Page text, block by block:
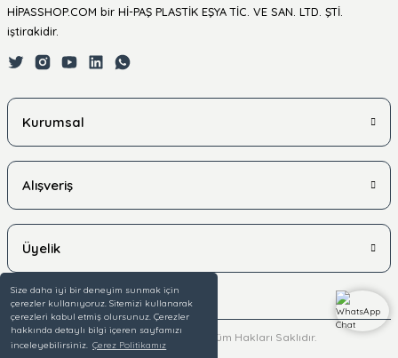
Size daha iyi bir deneyim sunmak için
çerezler kullanıyoruz. Sitemizi kullanarak
çerezleri kabul etmiş olursunuz. Çerezler
hakkında detaylı bilgi içeren sayfamızı
inceleyebilirsiniz. Çerez Politikamız
HİPASSHOP.COM bir Hİ-PAŞ PLASTİK EŞYA TİC. VE SAN. LTD. ŞTİ.
iştirakidir.
Kurumsal
Alışveriş
Üyelik
© 2025 hipasshop.com - Tüm Hakları Saklıdır.